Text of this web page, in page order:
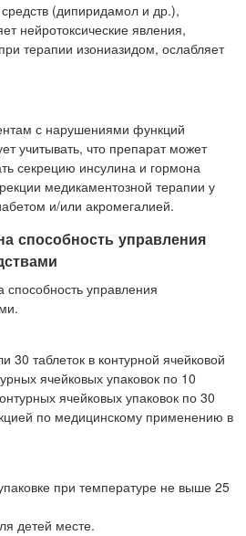
(дипиридамол и др.),
нейротоксические явления,
терапии изониазидом, ослабляет
с нарушениями функций
учитывать, что препарат может
секрецию инсулина и гормона
медикаментозной терапии у
и/или акромегалией.
способность управления
управления
30 таблеток в контурной ячейковой
ячейковых упаковок по 10
ячейковых упаковок по 30
по медицинскому применению в
при температуре не выше 25
детей месте.